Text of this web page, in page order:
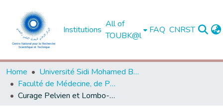
Institutions
All of
TOUBK@l
FAQ CNRST
Home
Université Sidi Mohamed Ben Abdellah de Fès
Faculté de Médecine, de Pharmacie et de Médecine Dentaire - Fès
Curage Pelvien et Lombo-Aortique: Anatomie Chirurgicale et Applications en Oncogynécologie